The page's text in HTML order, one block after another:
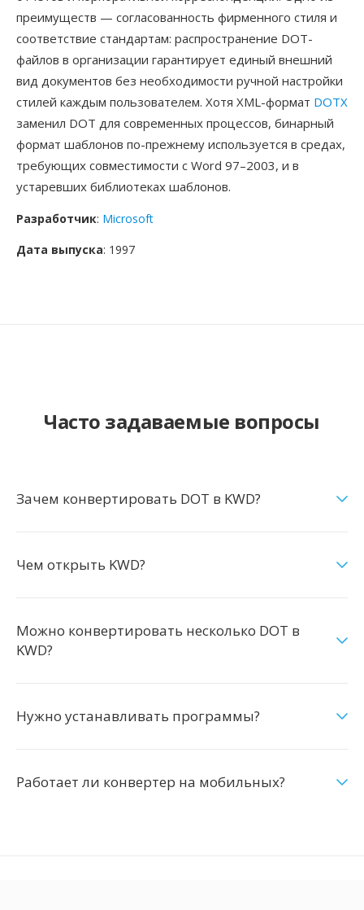
преимуществ — согласованность фирменного стиля и
соответствие стандартам: распространение DOT-
файлов в организации гарантирует единый внешний
вид документов без необходимости ручной настройки
стилей каждым пользователем. Хотя XML-формат DOTX
заменил DOT для современных процессов, бинарный
формат шаблонов по-прежнему используется в средах,
требующих совместимости с Word 97–2003, и в
устаревших библиотеках шаблонов.
Разработчик: Microsoft
Дата выпуска: 1997
Часто задаваемые вопросы
Зачем конвертировать DOT в KWD?
Чем открыть KWD?
Можно конвертировать несколько DOT в
KWD?
Нужно устанавливать программы?
Работает ли конвертер на мобильных?